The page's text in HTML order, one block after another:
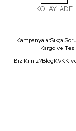
KOLAY İADE
KampanyalarSıkça
Kargo ve
Biz Kimiz?BlogKVKK